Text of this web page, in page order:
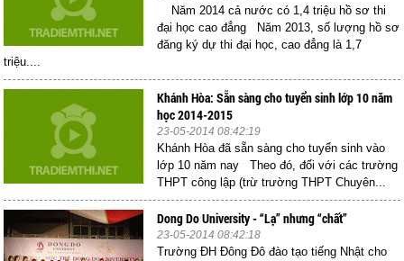
Năm 2014 cả nước có 1,4 triệu hồ sơ thi
đại học cao đẳng Năm 2013, số lượng hồ sơ
đăng ký dự thi đại học, cao đẳng là 1,7
triệu....
Khánh Hòa: Sẵn sàng cho tuyển sinh lớp 10 năm
học 2014-2015
23-05-2014 08:42:19
Khánh Hòa đã sẵn sàng cho tuyển sinh vào
lớp 10 năm nay Theo đó, đối với các trường
THPT công lập (trừ trường THPT Chuyên...
Dong Do University - “Lạ” nhưng “chất”
23-05-2014 08:42:18
Trường ĐH Đông Đô đào tạo tiếng Nhật cho